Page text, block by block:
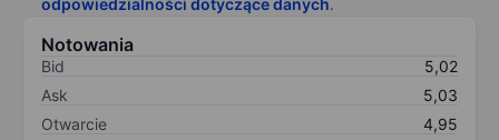
odpowiedzialności dotyczące danych.
Notowania
Bid
5,02
Ask
5,03
Otwarcie
4,95